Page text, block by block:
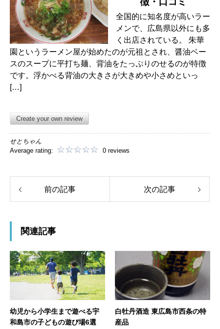
全国的に知名度が高いラー
メンで、広島県以外にも多
く出店されている。 朱華
園というラーメン屋が始めたのが元祖とされ、醤油ベー
スのスープに平打ち麺、背油をたっぷりのせるのが特徴
です。浮かべる背油の大きさが大きめや小さめといっ
[…]
Create your own review
せとちゃん
Average rating:
0 reviews
前の記事 次の記事
関連記事
幼児から小学生まで遊べる宇
和島市の子どもの遊び場6選
白牡丹酒造 東広島市西条の特
産品